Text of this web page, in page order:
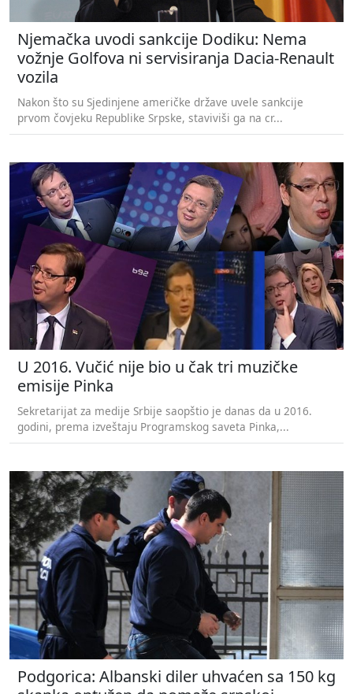
Njemačka uvodi sankcije Dodiku: Nema
vožnje Golfova ni servisiranja Dacia-Renault
vozila
Nakon što su Sjedinjene američke države uvele sankcije
prvom čovjeku Republike Srpske, staviviši ga na cr...
U 2016. Vučić nije bio u čak tri muzičke
emisije Pinka
Sekretarijat za medije Srbije saopštio je danas da u 2016.
godini, prema izveštaju Programskog saveta Pinka,...
Podgorica: Albanski diler uhvaćen sa 150 kg